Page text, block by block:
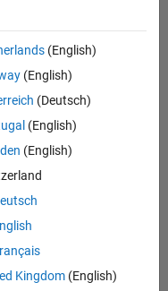
(English)
(English)
(Deutsch)
(English)
(English)
Kingdom(English)